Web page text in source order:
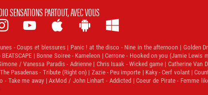
SENSATIONS PARTOUT, AVEC VOUS
   
- Coups et blessures | Panic ! at the disco - Nine in the afternoon | Golden
| Bonne Soiree - Kameleon | Cerrone - Hooked on you (Jamie
/ Vanessa Paradis - Adrienne | Chris Isaak - Wicked game | Catherine Van
Pasadenas - Tribute (Right on) | Zazie - Peu importe | Kaky - Cerf volant |
me away | AxMod / John Linhart - Addicted | Coeur de Pirate - Femme